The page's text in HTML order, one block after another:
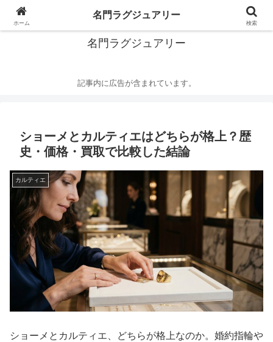
華麗なるハイブランドの世界
名門ラグジュアリー
記事内に広告が含まれています。
ショーメとカルティエはどちらが格上？歴
史・価格・買取で比較した結論
カルティエ
ショーメとカルティエ、どちらが格上なのか。婚約指輪や
ホーム
名門ラグジュアリー
検索